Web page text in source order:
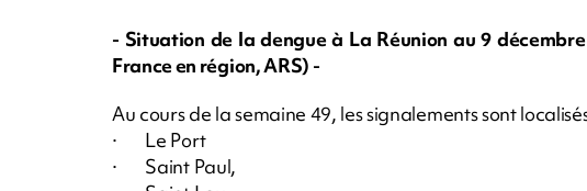
- Situation de la dengue à La Réunion au 9
France en région, ARS) -
Au cours de la semaine 49, les signalements sont
· Le Port
· Saint Paul,